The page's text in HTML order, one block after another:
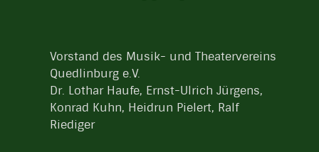
Vorstand des Musik- und Theatervereins
Quedlinburg e.V.
Dr. Lothar Haufe, Ernst-Ulrich Jürgens,
Konrad Kuhn, Heidrun Pielert, Ralf
Riediger